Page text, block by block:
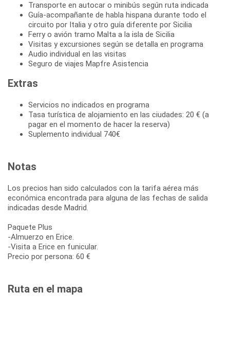
Transporte en autocar o minibús según ruta indicada
Guía-acompañante de habla hispana durante todo el
circuito por Italia y otro guía diferente por Sicilia
Ferry o avión tramo Malta a la isla de Sicilia
Visitas y excursiones según se detalla en programa
Audio individual en las visitas
Seguro de viajes Mapfre Asistencia
Extras
Servicios no indicados en programa
Tasa turística de alojamiento en las ciudades: 20 € (a
pagar en el momento de hacer la reserva)
Suplemento individual 740€
Notas
Los precios han sido calculados con la tarifa aérea más
económica encontrada para alguna de las fechas de salida
indicadas desde Madrid.
Paquete Plus
-Almuerzo en Erice.
-Visita a Erice en funicular.
Precio por persona: 60 €
Ruta en el mapa